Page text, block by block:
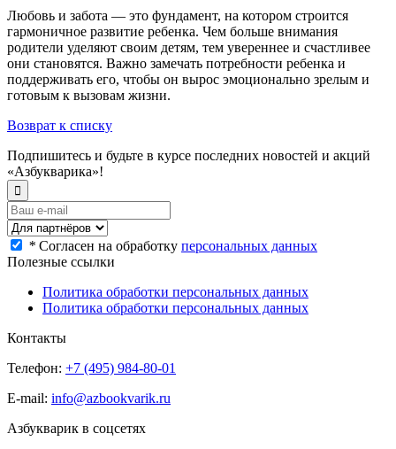
Любовь и забота — это фундамент, на котором строится
гармоничное развитие ребенка. Чем больше внимания
родители уделяют своим детям, тем увереннее и счастливее
они становятся. Важно замечать потребности ребенка и
поддерживать его, чтобы он вырос эмоционально зрелым и
готовым к вызовам жизни.
Возврат к списку
Подпишитесь и будьте в курсе последних новостей и акций
«Азбукварика»!
* Согласен на обработку персональных данных
Полезные ссылки
Политика обработки персональных данных
Политика обработки персональных данных
Контакты
Телефон: +7 (495) 984-80-01
E-mail: info@azbookvarik.ru
Азбукварик в соцсетях